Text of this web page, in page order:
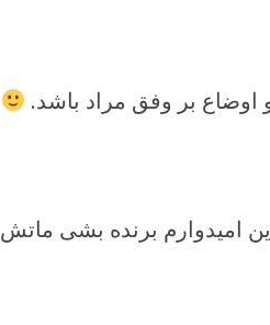
اوضاع بر وفق مراد باشد.
امیدوارم برنده بشی ماتش